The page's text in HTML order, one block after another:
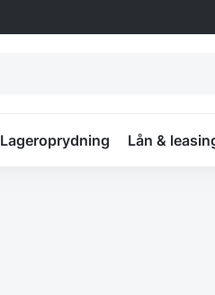
Lageroprydning Lån &